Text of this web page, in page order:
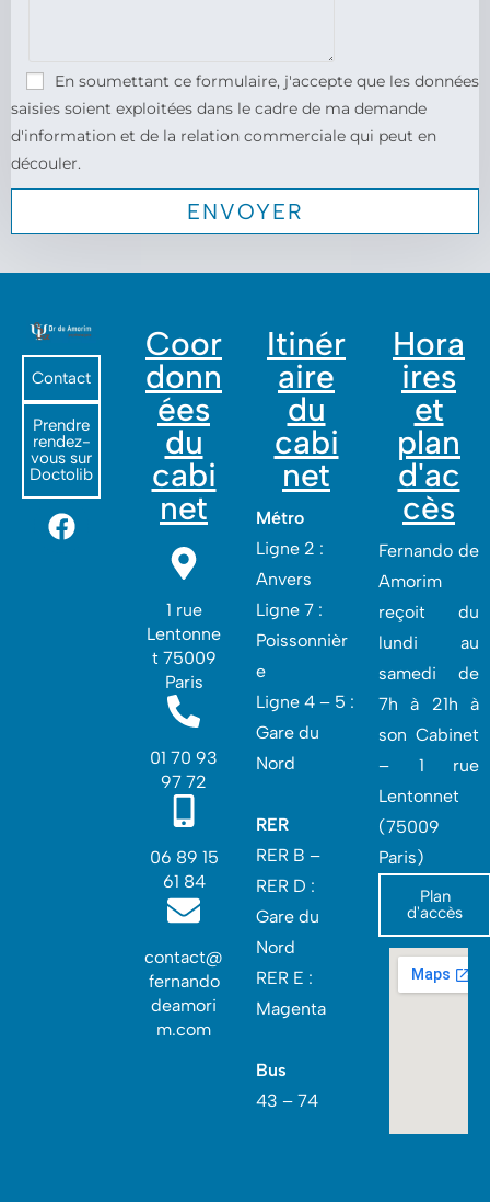
En soumettant ce formulaire, j'accepte que les données
saisies soient exploitées dans le cadre de ma demande
d'information et de la relation commerciale qui peut en
découler.
Contact
Prendre
rendez-
vous sur
Doctolib
Coor
donn
ées
du
cabi
net
1 rue
Lentonne
t 75009
Paris
01 70 93
97 72
06 89 15
61 84
contact@
fernando
deamori
m.com
Itinér
aire
du
cabi
net
Métro
Ligne 2 :
Anvers
Ligne 7 :
Poissonnièr
e
Ligne 4 – 5 :
Gare du
Nord
RER
RER B –
RER D :
Gare du
Nord‎
RER E :
Magenta
Bus
43 – 74
Hora
ires
et
plan
d'ac
cès
Fernando de
Amorim
reçoit du
lundi au
samedi de
7h à 21h à
son Cabinet
– 1 rue
Lentonnet
(75009
Paris)
Plan
d'accès